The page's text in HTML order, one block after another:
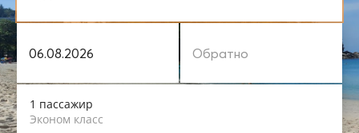
1 пассажир
Эконом класс